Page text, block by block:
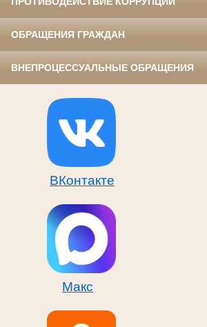
ОБРАЩЕНИЯ ГРАЖДАН
ВНЕПРОЦЕССУАЛЬНЫЕ ОБРАЩЕНИЯ
ВКонтакте
Макс